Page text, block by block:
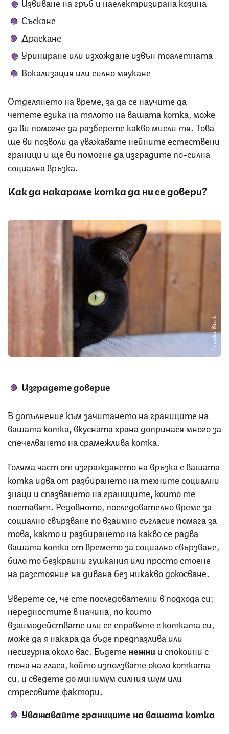
Съскане
Драскане
Уриниране или изхождане извън тоалетната
Вокализация или силно мяукане
Отделянето на време, за да се научите да
четете езика на тялото на вашата котка, може
да ви помогне да разберете какво мисли тя. Това
ще ви позволи да уважавате нейните естествени
граници и ще ви помогне да изградите по-силна
социална връзка.
Как да накараме котка да ни се довери?
Снимка: iStock
Изградете доверие
В допълнение към зачитането на границите на
вашата котка, вкусната храна допринася много за
спечелването на срамежлива котка.
Голяма част от изграждането на връзка с вашата
котка идва от разбирането на техните социални
знаци и спазването на границите, които те
поставят. Редовното, последователно време за
социално свързване по взаимно съгласие помага за
това, както и разбирането на какво се радва
вашата котка от времето за социално свързване,
било то безкрайни гушкания или просто стоене
на разстояние на дивана без никакво докосване.
Уверете се, че сте последователни в подхода си;
нередностите в начина, по който
взаимодействате или се справяте с котката си,
може да я накара да бъде предпазлива или
несигурна около вас. Бъдете нежни и спокойни с
тона на гласа, който използвате около котката
си, и сведете до минимум силния шум или
стресовите фактори.
Уважавайте границите на вашата котка